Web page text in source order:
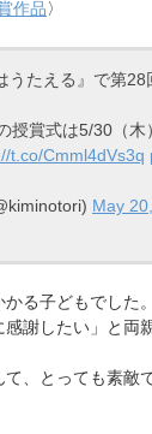
作品〉
うたえる』で第
授賞式は5/30（
t.co/Cmml4dVs3q
May
る子どもでした
謝したい」と両
、とっても素敵